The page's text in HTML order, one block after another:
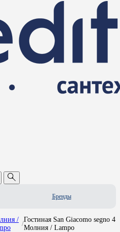
Бренды
/
/
Гостиная San Giacomo segno 4
Молния / Lampo